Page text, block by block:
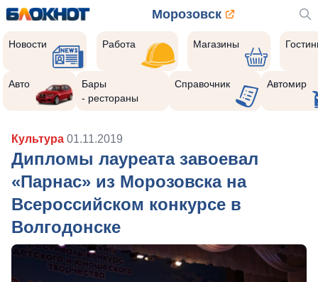
Морозовск
Новости Работа Магазины
Авто
Бары
- рестораны
Справочник Автомир
Культура 01.11.2019
Дипломы лауреата завоевал
«Парнас» из Морозовска на
Всероссийском конкурсе в
Волгодонске